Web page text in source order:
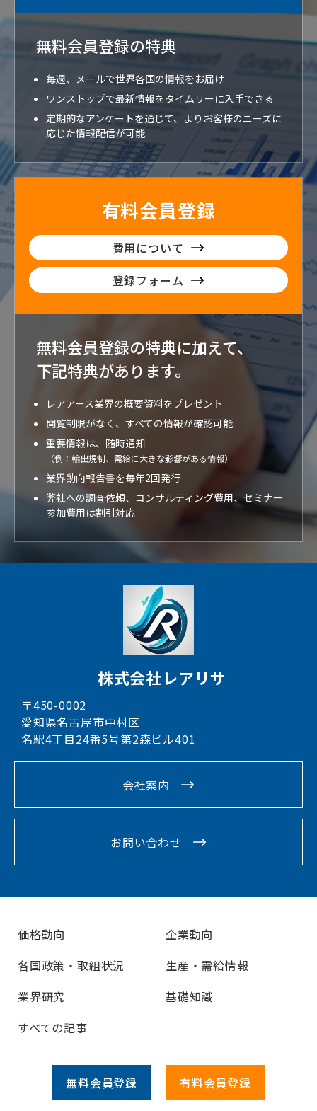
無料会員登録の特典
毎週、メールで世界各国の情報をお届け
ワンストップで最新情報をタイムリーに入手できる
定期的なアンケートを通じて、よりお客様のニーズに
応じた情報配信が可能
有料会員登録
費用について
登録フォーム
無料会員登録の特典に加えて、
下記特典があります。
レアアース業界の概要資料をプレゼント
閲覧制限がなく、すべての情報が確認可能
重要情報は、随時通知
（例：輸出規制、需給に大きな影響がある情報）
業界動向報告書を毎年2回発行
弊社への調査依頼、コンサルティング費用、セミナー
参加費用は割引対応
株式会社レアリサ
〒450-0002
愛知県名古屋市中村区
名駅4丁目24番5号第2森ビル401
会社案内
お問い合わせ
価格動向
企業動向
各国政策・取組状況
生産・需給情報
業界研究
基礎知識
すべての記事
無料会員登録 有料会員登録